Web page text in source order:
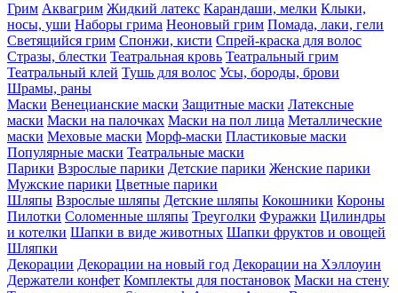
Грим Аквагрим Жидкий латекс Карандаши, мелки Клыки,
носы, уши Наборы грима Неоновый грим Помада, лаки, гели
Светящийся грим Спонжи, кисти Спрей-краска для волос
Стразы, блестки Театральная кровь Театральный грим
Театральный клей Тушь для волос Усы, бороды, брови
Шрамы, раны
Маски Венецианские маски Защитные маски Латексные
маски Маски на палочках Маски на пол лица Металлические
маски Меховые маски Морф-маски Пластиковые маски
Популярные маски Театральные маски
Парики Взрослые парики Детские парики Женские парики
Мужские парики Цветные парики
Шляпы Взрослые шляпы Детские шляпы Кокошники Короны
Пилотки Соломенные шляпы Треуголки Фуражки Цилиндры
и котелки Шапки в виде животных Шапки фруктов и овощей
Шляпки
Декорации Декорации на новый год Декорации на Хэллоуин
Держатели конфет Комплекты для постановок Маски на стену